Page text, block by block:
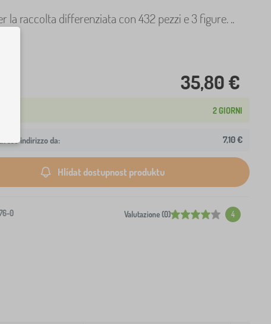
la raccolta differenziata con 432 pezzi e 3 figure. ..
35,80 €
2 GIORNI
al tuo indirizzo da: 7,10 €
Hlídat dostupnost produktu
0 Valutazione (0) 4